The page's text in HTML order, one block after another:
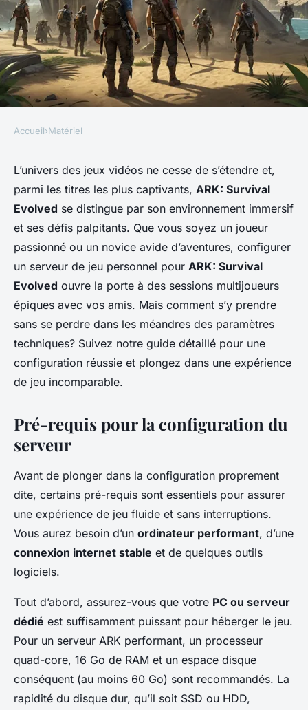
Comment configurer un
serveur de jeu ARK: Survival
Evolved pour des sessions
multijoueurs?
Lucas• 18 septembre 2024•8 min de lecture
Accueil›Matériel
L’univers des jeux vidéos ne cesse de s’étendre et,
parmi les titres les plus captivants, ARK: Survival
Evolved se distingue par son environnement immersif
et ses défis palpitants. Que vous soyez un joueur
passionné ou un novice avide d’aventures, configurer
un serveur de jeu personnel pour ARK: Survival
Evolved ouvre la porte à des sessions multijoueurs
épiques avec vos amis. Mais comment s’y prendre
sans se perdre dans les méandres des paramètres
techniques? Suivez notre guide détaillé pour une
configuration réussie et plongez dans une expérience
de jeu incomparable.
Pré-requis pour la configuration du
serveur
Avant de plonger dans la configuration proprement
dite, certains pré-requis sont essentiels pour assurer
une expérience de jeu fluide et sans interruptions.
Vous aurez besoin d’un ordinateur performant, d’une
connexion internet stable et de quelques outils
logiciels.
Tout d’abord, assurez-vous que votre PC ou serveur
dédié est suffisamment puissant pour héberger le jeu.
Pour un serveur ARK performant, un processeur
quad-core, 16 Go de RAM et un espace disque
conséquent (au moins 60 Go) sont recommandés. La
rapidité du disque dur, qu’il soit SSD ou HDD,